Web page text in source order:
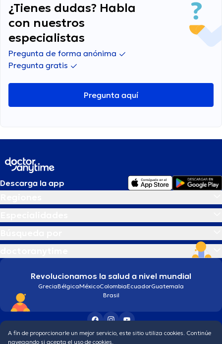
¿Tienes dudas? Habla
con nuestros
especialistas
Pregunta de forma anónima
Pregunta gratis
Pregunta aquí
Descarga la app
Revolucionamos la salud a nivel mundial
GreciaBélgicaMéxicoColombiaEcuadorGuatemala
Brasil
Condiciones generales Política de protección de los datos personales
A fin de proporcionarle un mejor servicio, este sitio utiliza cookies. Continúe
navegando si acepta el uso de cookies.